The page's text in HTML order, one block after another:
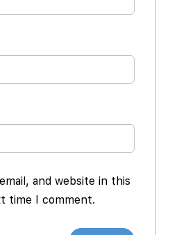
and website in this
time I comment.